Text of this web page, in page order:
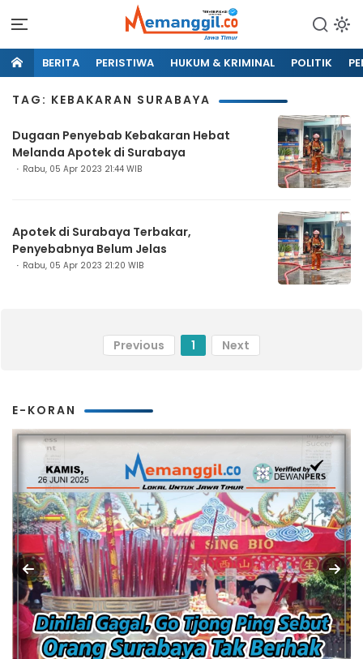
BERITA PERISTIWA HUKUM & KRIMINAL POLITIK
TAG: KEBAKARAN SURABAYA
Dugaan Penyebab Kebakaran Hebat
Melanda Apotek di Surabaya
Rabu, 05 Apr 2023 21:44 WIB
Apotek di Surabaya Terbakar,
Penyebabnya Belum Jelas
Rabu, 05 Apr 2023 21:20 WIB
Previous 1 Next
E-KORAN